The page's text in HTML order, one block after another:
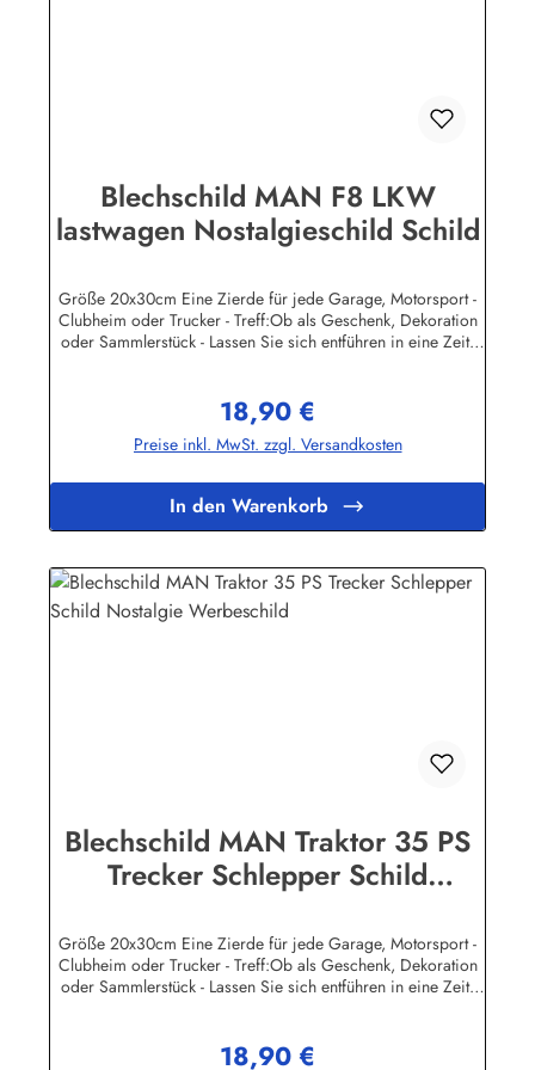
Blechschild MAN F8 LKW
lastwagen Nostalgieschild Schild
Größe 20x30cm Eine Zierde für jede Garage, Motorsport -
Clubheim oder Trucker - Treff:Ob als Geschenk, Dekoration
oder Sammlerstück - Lassen Sie sich entführen in eine Zeit,
Ihren Freunden eine dekorative Erinnerung an die gute alte
Zeit!Wir führen neben den schweren, 3-D geprägten
Reklameschilder - Replikas auch eine große Auswahl
Metallschild günstig online bestellen und auf Rechnung
kaufen.Unsere Blechschilder sind in Super-Qualität aus
hochwertigem Metall (Stahlblech) gefertigt. Die Oberflächen
garantiert.Wir verkaufen nur original lizensierte
Werbeschilder. Nicht jeder Auto- LKW oder Traktor -
Hersteller hat seine Metallschilder zum öffentlichen Verkauf
Regulärer Preis:
18,90 €
Preise inkl. MwSt. zzgl. Versandkosten
In den Warenkorb
Blechschild MAN Traktor 35 PS
Trecker Schlepper Schild
Größe 20x30cm Eine Zierde für jede Garage, Motorsport -
Clubheim oder Trucker - Treff:Ob als Geschenk, Dekoration
oder Sammlerstück - Lassen Sie sich entführen in eine Zeit,
Ihren Freunden eine dekorative Erinnerung an die gute alte
Regulärer Preis:
18,90 €